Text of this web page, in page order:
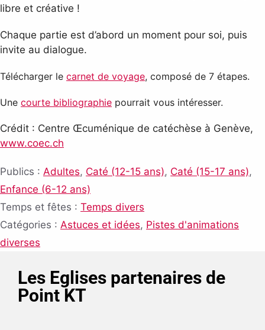
libre et créative !
Chaque partie est d’abord un moment pour soi, puis
invite au dialogue.
Télécharger le carnet de voyage, composé de 7 étapes.
Une courte bibliographie pourrait vous intéresser.
Crédit : Centre Œcuménique de catéchèse à Genève,
www.coec.ch
Publics : Adultes, Caté (12-15 ans), Caté (15-17 ans),
Enfance (6-12 ans)
Temps et fêtes : Temps divers
Catégories : Astuces et idées, Pistes d'animations
diverses
Les Eglises partenaires de
Point KT